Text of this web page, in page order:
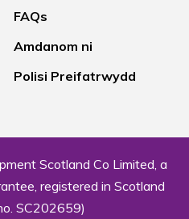
FAQs
Amdanom ni
Polisi Preifatrwydd
Scotland Co Limited, a
registered in Scotland
SC202659)